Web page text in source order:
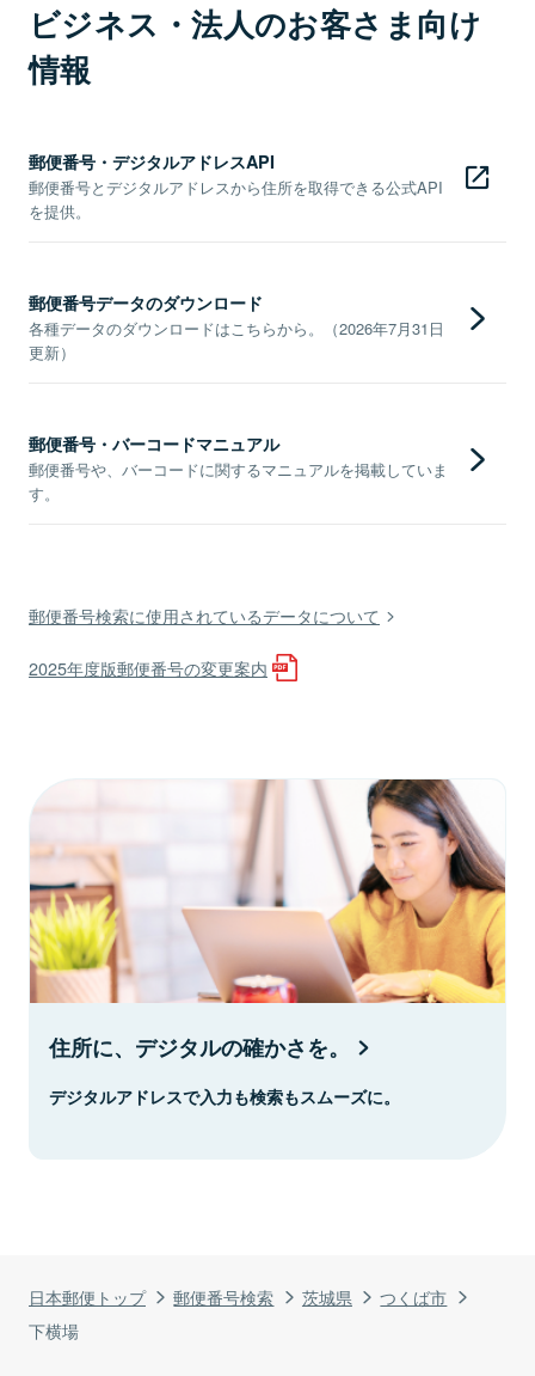
日本郵便トップ 郵便番号検索 茨城県
つくば市
下横場
ビジネス・法人のお客さま向け
情報
郵便番号・デジタルアドレスAPI
郵便番号とデジタルアドレスから住所を取得できる公式API
を提供。
郵便番号データのダウンロード
各種データのダウンロードはこちらから。（2026年7月31日
更新）
郵便番号・バーコードマニュアル
郵便番号や、バーコードに関するマニュアルを掲載していま
す。
郵便番号検索に使用されているデータについて
2025年度版郵便番号の変更案内
住所に、デジタルの確かさを。
デジタルアドレスで入力も検索もスムーズに。